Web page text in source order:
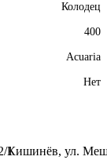
Колодец
400
Acuaria
Нет
Кишинёв, ул.